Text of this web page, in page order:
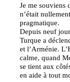
Je me souviens
n’était
pragmatique.
Depuis neuf
Turque a
et l’Arménie.
calme, quand
se tient aux
en aide à tout